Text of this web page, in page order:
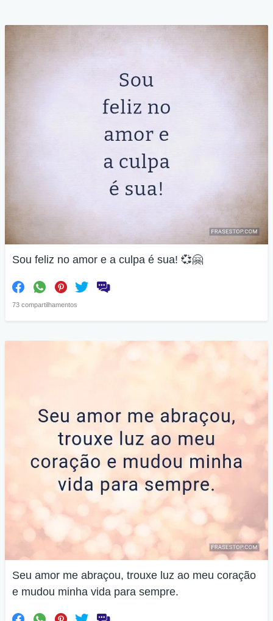
Sou feliz no amor e a culpa é sua! 💞🤗
73 compartilhamentos
Seu amor me abraçou, trouxe luz ao meu coração
e mudou minha vida para sempre.